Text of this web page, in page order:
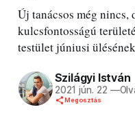
Új tanácsos még nincs,
kulcsfontosságú
testület júniusi
Szilágyi István
2021 jún. 22 —
Megosztás